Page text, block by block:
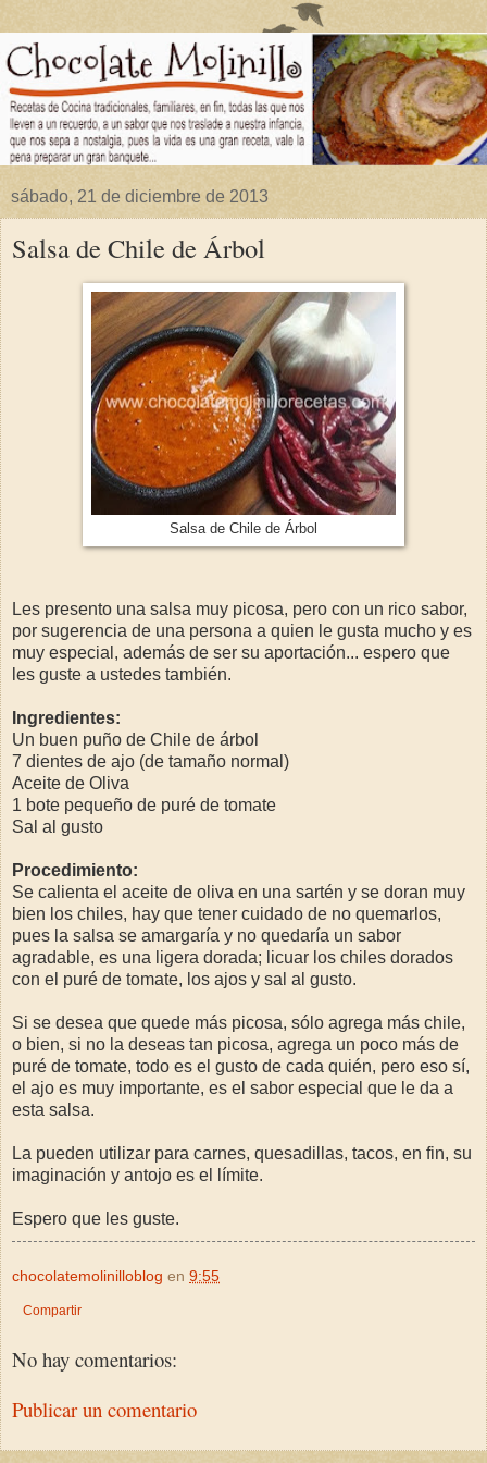
sábado, 21 de diciembre de 2013
Salsa de Chile de Árbol
Salsa de Chile de Árbol
Les presento una salsa muy picosa, pero con un rico sabor,
por sugerencia de una persona a quien le gusta mucho y es
muy especial, además de ser su aportación... espero que
les guste a ustedes también.
Ingredientes:
Un buen puño de Chile de árbol
7 dientes de ajo (de tamaño normal)
Aceite de Oliva
1 bote pequeño de puré de tomate
Sal al gusto
Procedimiento:
Se calienta el aceite de oliva en una sartén y se doran muy
bien los chiles, hay que tener cuidado de no quemarlos,
pues la salsa se amargaría y no quedaría un sabor
agradable, es una ligera dorada; licuar los chiles dorados
con el puré de tomate, los ajos y sal al gusto.
Si se desea que quede más picosa, sólo agrega más chile,
o bien, si no la deseas tan picosa, agrega un poco más de
puré de tomate, todo es el gusto de cada quién, pero eso sí,
el ajo es muy importante, es el sabor especial que le da a
esta salsa.
La pueden utilizar para carnes, quesadillas, tacos, en fin, su
imaginación y antojo es el límite.
Espero que les guste.
chocolatemolinilloblog en 9:55
Compartir
No hay comentarios:
Publicar un comentario